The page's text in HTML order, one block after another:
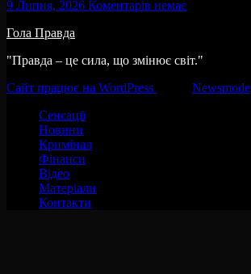
9 Липня, 2026 Коментарів немає
Гола Правда
"Правда – це сила, що змінює світ."
Сайт працює на WordPress
Newsmode
Сенсації
Новини
Кримінал
Фінанси
Відео
Матеріали
Контакти